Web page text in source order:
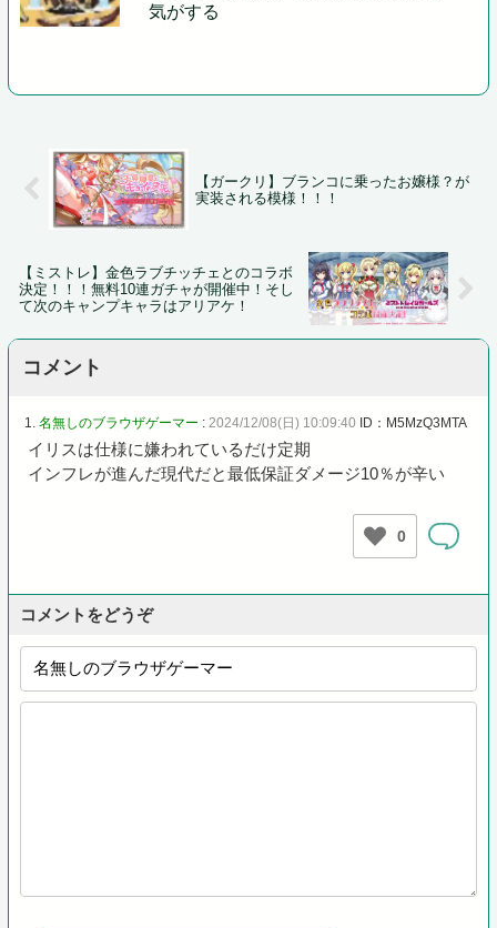
気がする
【ガークリ】ブランコに乗ったお嬢様？が
実装される模様！！！
【ミストレ】金色ラブチッチェとのコラボ
決定！！！無料10連ガチャが開催中！そし
て次のキャンプキャラはアリアケ！
コメント
1. 名無しのブラウザゲーマー : 2024/12/08(日) 10:09:40 ID：M5MzQ3MTA
イリスは仕様に嫌われているだけ定期
インフレが進んだ現代だと最低保証ダメージ10％が辛い
0
コメントをどうぞ